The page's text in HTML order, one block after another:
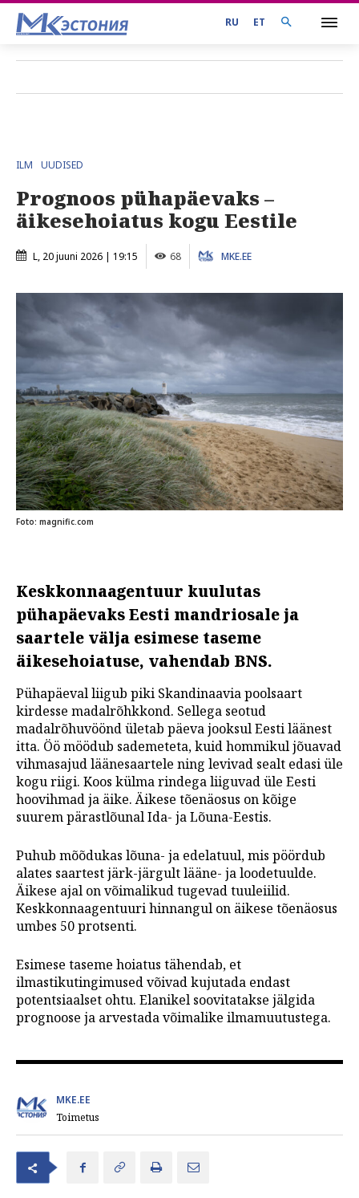
RU ET
ILM UUDISED
Prognoos pühapäevaks –
äikesehoiatus kogu Eestile
L, 20 juuni 2026 | 19:15 68 MKE.EE
Foto: magnific.com
Keskkonnaagentuur kuulutas
pühapäevaks Eesti mandriosale ja
saartele välja esimese taseme
äikesehoiatuse, vahendab BNS.
Pühapäeval liigub piki Skandinaavia poolsaart
kirdesse madalrõhkkond. Sellega seotud
madalrõhuvöönd ületab päeva jooksul Eesti läänest
itta. Öö möödub sademeteta, kuid hommikul jõuavad
vihmasajud läänesaartele ning levivad sealt edasi üle
kogu riigi. Koos külma rindega liiguvad üle Eesti
hoovihmad ja äike. Äikese tõenäosus on kõige
suurem pärastlõunal Ida- ja Lõuna-Eestis.
Puhub mõõdukas lõuna- ja edelatuul, mis pöördub
alates saartest järk-järgult lääne- ja loodetuulde.
Äikese ajal on võimalikud tugevad tuuleiilid.
Keskkonnaagentuuri hinnangul on äikese tõenäosus
umbes 50 protsenti.
Esimese taseme hoiatus tähendab, et
ilmastikutingimused võivad kujutada endast
potentsiaalset ohtu. Elanikel soovitatakse jälgida
prognoose ja arvestada võimalike ilmamuutustega.
MKE.EE
Toimetus